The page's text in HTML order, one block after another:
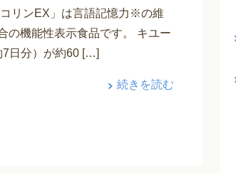
リンEX」は言語記憶力※の維
の機能性表示食品です。 キユー
7日分）が約60 […]
続きを読む